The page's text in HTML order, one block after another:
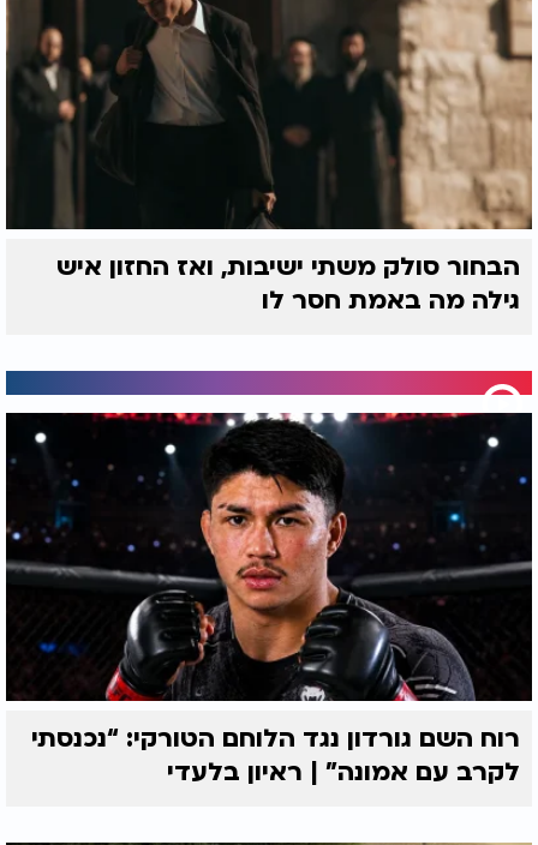
הבחור סולק משתי ישיבות, ואז החזון איש
גילה מה באמת חסר לו
רוח השם גורדון נגד הלוחם הטורקי: “נכנסתי
לקרב עם אמונה” | ראיון בלעדי